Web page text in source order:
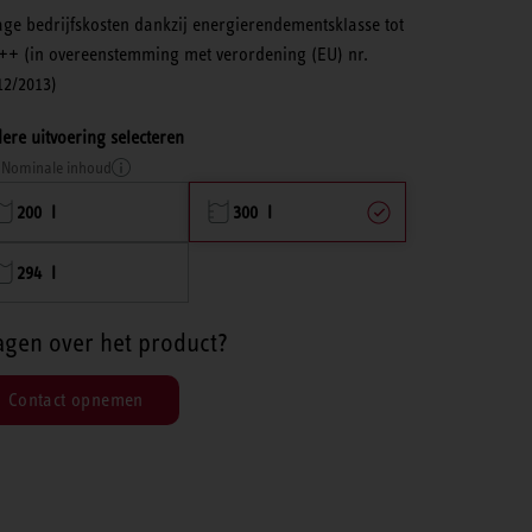
bedrijfskosten dankzij energierendementsklasse tot
(in overeenstemming met verordening (EU) nr.
2013)
uitvoering selecteren
Nominale inhoud
200 l 300 l
294 l
over het product?
Contact opnemen